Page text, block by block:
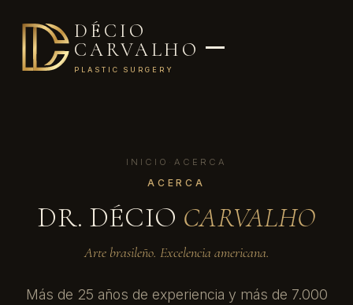
DÉCIO
CARVALHO
PLASTIC SURGERY
INICIO ACERCA
ACERCA
DR. DÉCIO CARVALHO
Arte brasileño. Excelencia americana.
Más de 25 años de experiencia y más de 7.000